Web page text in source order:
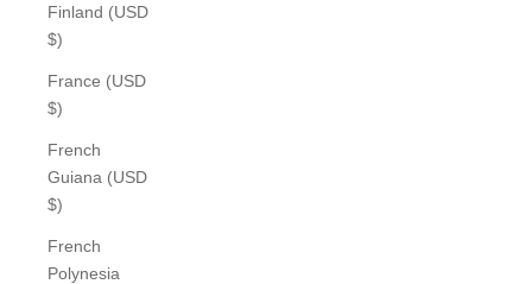
Finland (USD
$)
France (USD
$)
French
Guiana (USD
$)
French
Polynesia